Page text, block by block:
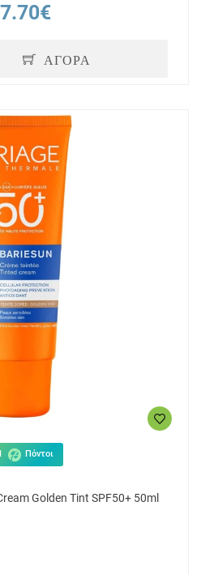
ΑΓΟΡΑ
Πόντοι
Golden Tint SPF50+ 50ml